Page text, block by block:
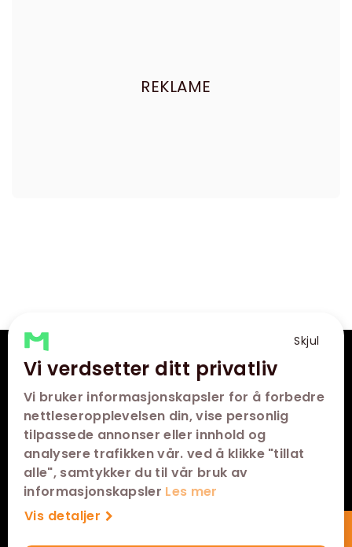
Skjul
Vi verdsetter ditt privatliv
Vi bruker informasjonskapsler for å forbedre
nettleseropplevelsen din, vise personlig
tilpassede annonser eller innhold og
analysere trafikken vår. ved å klikke "tillat
alle", samtykker du til vår bruk av
informasjonskapsler Les mer
Vis detaljer
REKLAME
VÅRE KINOER
SNARVEIER
KONTAKT
FØLG OSS